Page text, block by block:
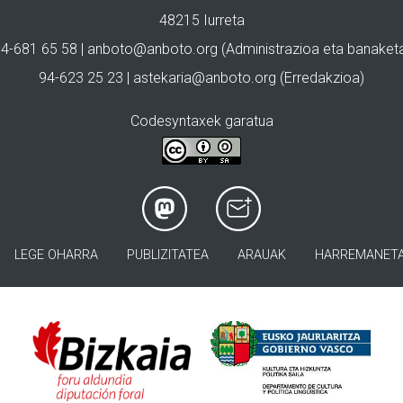
48215 Iurreta
681 65 58 | anboto@anboto.org (Administrazioa eta
94-623 25 23 | astekaria@anboto.org (Erredakzioa)
Codesyntaxek garatua
LEGE OHARRA PUBLIZITATEA ARAUAK